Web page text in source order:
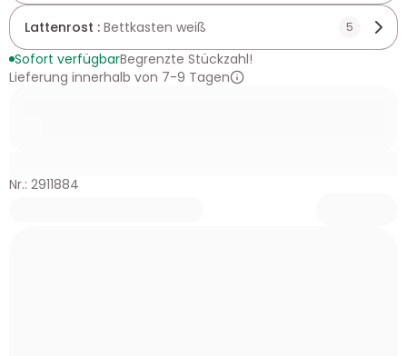
Lattenrost : Bettkasten weiß 5
Sofort verfügbarBegrenzte Stückzahl!
Lieferung innerhalb von 7-9 Tagen
Nr.: 2911884